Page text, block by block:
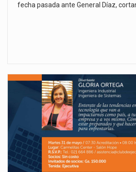
fecha pasada ante General Díaz,